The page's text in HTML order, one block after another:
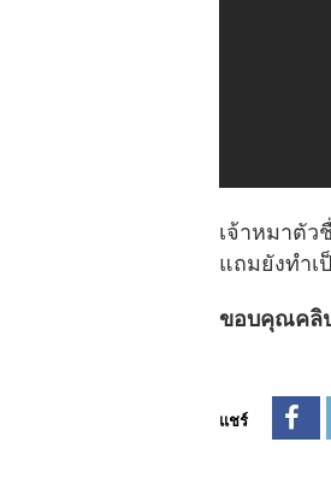
เจ้าหมาตัว
แถมยังทำเ
ขอบคุณคลิ
แชร์